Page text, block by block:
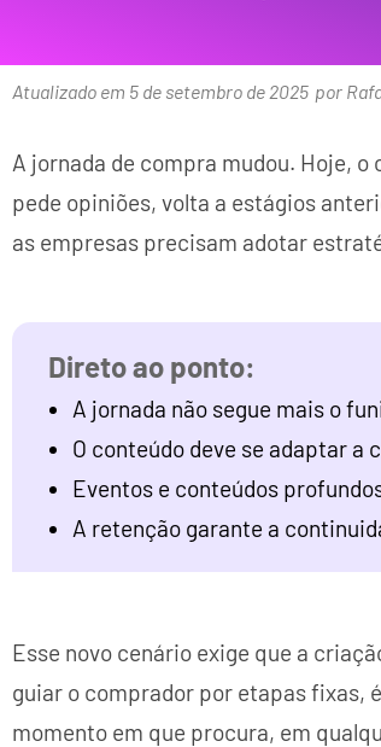
Atualizado em 5 de setembro de 2025 por
A jornada de compra mudou. Hoje,
pede opiniões, volta a estágios
as empresas precisam adotar
A jornada não segue mais o
O conteúdo deve se adaptar a
Eventos e conteúdos
A retenção garante a
Esse novo cenário exige que a
guiar o comprador por etapas fixas,
momento em que procura, em